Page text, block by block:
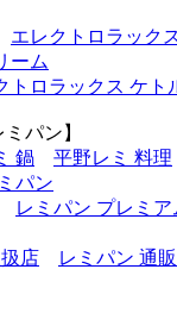
エレクトロラック
ーム
トロラックス ケト
パン】
鍋
平野レミ 料理
パン
レミパン プレミア
店
レミパン 通販